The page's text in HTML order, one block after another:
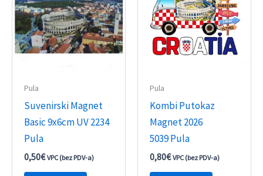
Pula
Suvenirski Magnet
Basic 9x6cm UV 2234
Pula
0,50€ VPC (bez PDV-a)
Pula
Kombi Putokaz
Magnet 2026
5039 Pula
0,80€ VPC (bez PDV-a)